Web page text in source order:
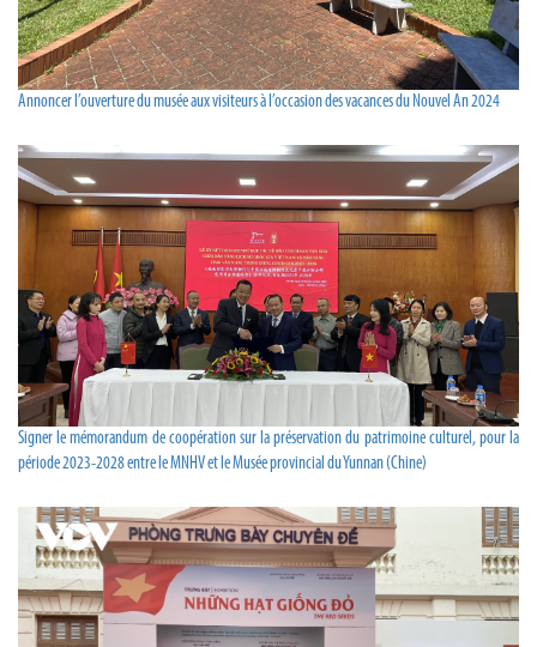
Annoncer l’ouverture du musée aux visiteurs à l’occasion des vacances du Nouvel An 2024
Signer le mémorandum de coopération sur la préservation du patrimoine culturel, pour la
période 2023-2028 entre le MNHV et le Musée provincial du Yunnan (Chine)